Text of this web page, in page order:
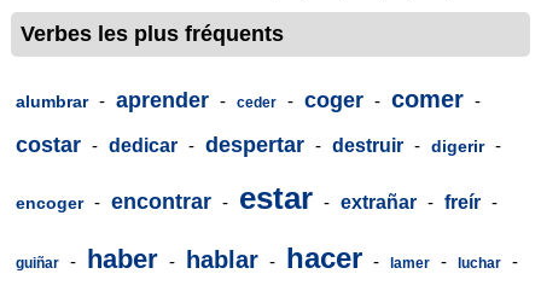
Verbes les plus fréquents
alumbrar - aprender - ceder - coger - comer -
costar - dedicar - despertar - destruir - digerir -
encoger - encontrar - estar - extrañar - freír -
guiñar - haber - hablar - hacer - lamer - luchar -